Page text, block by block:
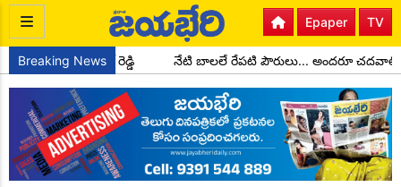
TV
Epaper
Breaking News
చాడ కొండాల్ రెడ్డి నేటి బాలలే రేపటి పౌరులు... అందరూ చదవాలి